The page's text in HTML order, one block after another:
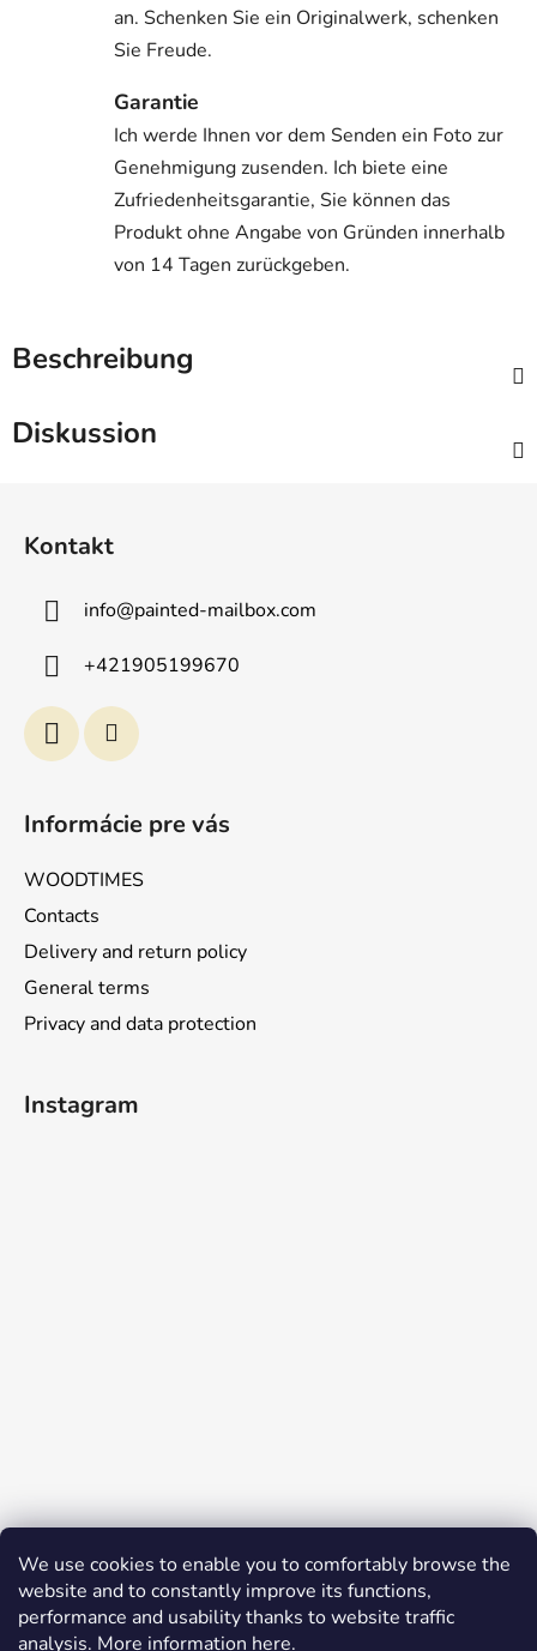
We use cookies to enable you to comfortably browse the
website and to constantly improve its functions,
performance and usability thanks to website traffic
analysis. More information here.
an. Schenken Sie ein Originalwerk, schenken
Sie Freude.
Garantie
Ich werde Ihnen vor dem Senden ein Foto zur
Genehmigung zusenden. Ich biete eine
Zufriedenheitsgarantie, Sie können das
Produkt ohne Angabe von Gründen innerhalb
von 14 Tagen zurückgeben.
Beschreibung
Diskussion
Kontakt
info@painted-mailbox.com
+421905199670
Informácie pre vás
WOODTIMES
Contacts
Delivery and return policy
General terms
Privacy and data protection
Instagram
Facebook